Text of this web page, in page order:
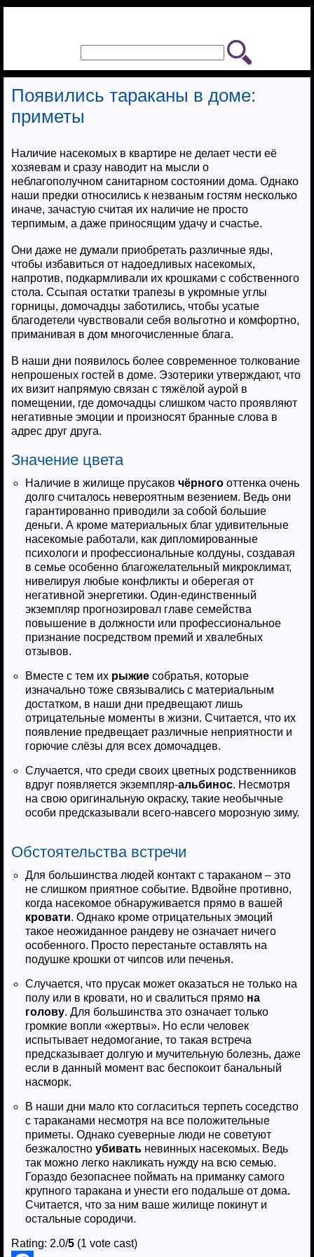
Появились тараканы в доме:
приметы
Наличие насекомых в квартире не делает чести её
хозяевам и сразу наводит на мысли о
неблагополучном санитарном состоянии дома. Однако
наши предки относились к незваным гостям несколько
иначе, зачастую считая их наличие не просто
терпимым, а даже приносящим удачу и счастье.
Они даже не думали приобретать различные яды,
чтобы избавиться от надоедливых насекомых,
напротив, подкармливали их крошками с собственного
стола. Ссыпая остатки трапезы в укромные углы
горницы, домочадцы заботились, чтобы усатые
благодетели чувствовали себя вольготно и комфортно,
приманивая в дом многочисленные блага.
В наши дни появилось более современное толкование
непрошеных гостей в доме. Эзотерики утверждают, что
их визит напрямую связан с тяжёлой аурой в
помещении, где домочадцы слишком часто проявляют
негативные эмоции и произносят бранные слова в
адрес друг друга.
Значение цвета
Наличие в жилище прусаков чёрного оттенка очень
долго считалось невероятным везением. Ведь они
гарантированно приводили за собой большие
деньги. А кроме материальных благ удивительные
насекомые работали, как дипломированные
психологи и профессиональные колдуны, создавая
в семье особенно благожелательный микроклимат,
нивелируя любые конфликты и оберегая от
негативной энергетики. Один-единственный
экземпляр прогнозировал главе семейства
повышение в должности или профессиональное
признание посредством премий и хвалебных
отзывов.
Вместе с тем их рыжие собратья, которые
изначально тоже связывались с материальным
достатком, в наши дни предвещают лишь
отрицательные моменты в жизни. Считается, что их
появление предвещает различные неприятности и
горючие слёзы для всех домочадцев.
Случается, что среди своих цветных родственников
вдруг появляется экземпляр-альбинос. Несмотря
на свою оригинальную окраску, такие необычные
особи предсказывали всего-навсего морозную зиму.
Обстоятельства встречи
Для большинства людей контакт с тараканом – это
не слишком приятное событие. Вдвойне противно,
когда насекомое обнаруживается прямо в вашей
кровати. Однако кроме отрицательных эмоций
такое неожиданное рандеву не означает ничего
особенного. Просто перестаньте оставлять на
подушке крошки от чипсов или печенья.
Случается, что прусак может оказаться не только на
полу или в кровати, но и свалиться прямо на
голову. Для большинства это означает только
громкие вопли «жертвы». Но если человек
испытывает недомогание, то такая встреча
предсказывает долгую и мучительную болезнь, даже
если в данный момент вас беспокоит банальный
насморк.
В наши дни мало кто согласиться терпеть соседство
с тараканами несмотря на все положительные
приметы. Однако суеверные люди не советуют
безжалостно убивать невинных насекомых. Ведь
так можно легко накликать нужду на всю семью.
Гораздо безопаснее поймать на приманку самого
крупного таракана и унести его подальше от дома.
Считается, что за ним ваше жилище покинут и
остальные сородичи.
Rating: 2.0/5 (1 vote cast)